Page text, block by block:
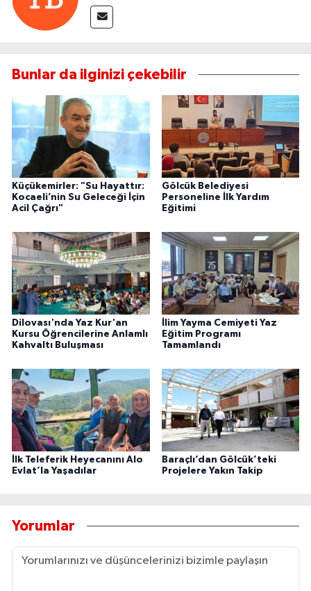
Bunlar da ilginizi çekebilir
Küçükemirler: "Su Hayattır:
Kocaeli’nin Su Geleceği İçin
Acil Çağrı"
Gölcük Belediyesi
Personeline İlk Yardım
Eğitimi
Dilovası'nda Yaz Kur'an
Kursu Öğrencilerine Anlamlı
Kahvaltı Buluşması
İlim Yayma Cemiyeti Yaz
Eğitim Programı
Tamamlandı
İlk Teleferik Heyecanını Alo
Evlat’la Yaşadılar
Baraçlı’dan Gölcük’teki
Projelere Yakın Takip
Yorumlar